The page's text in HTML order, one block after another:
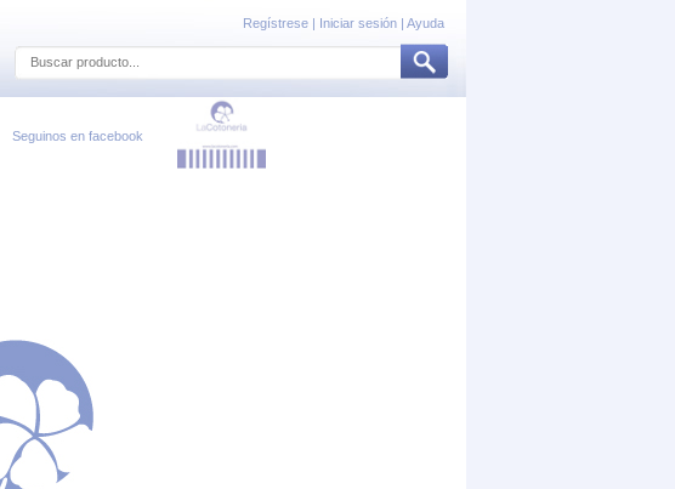
Regístrese | Iniciar sesión | Ayuda
Seguinos en facebook